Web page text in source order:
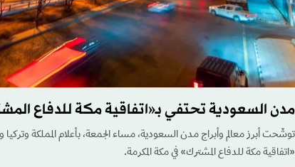
مدن السعودية تحتفي بـ«اتفاقية مكة للدفاع
توشّحت أبرز معالم وأبراج مدن السعودية، مساء الجمعة، بأعلام المملكة وتركيا
«اتفاقية مكة للدفاع المشترك» في مكة المكرمة.